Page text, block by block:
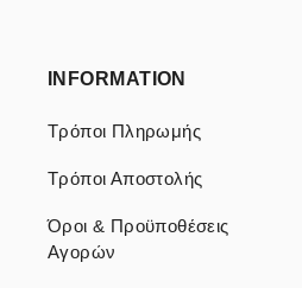
INFORMATION
Τρόποι Πληρωμής
Τρόποι Αποστολής
Όροι & Προϋποθέσεις
Αγορών